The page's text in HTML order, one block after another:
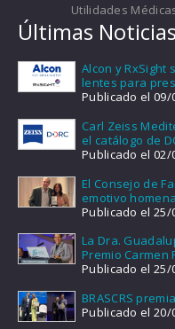
Utilidades
Últimas Noticias
Alcon y RxSight
lentes para
Publicado el 09/
Carl Zeiss
el catálogo de
Publicado el 02/
El Consejo de
emotivo
Publicado el 25/
La Dra.
Premio Carmen
Publicado el 25/
BRASCRS
Publicado el 20/